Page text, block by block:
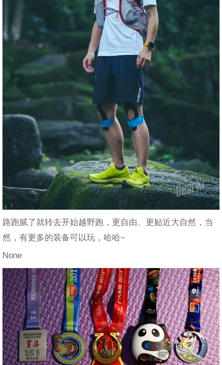
路跑腻了就转去开始越野跑，更自由、更贴近大自然，当
然，有更多的装备可以玩，哈哈~
None